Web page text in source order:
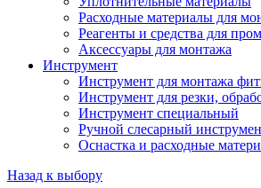
Расходные материалы для
Реагенты и средства для
Аксессуары для монтажа
Инструмент
Инструмент для монтажа
Инструмент для резки,
Инструмент специальный
Ручной слесарный
Оснастка и расходные
Назад к выбору